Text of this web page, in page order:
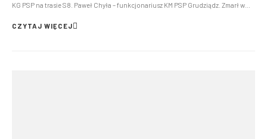
KG PSP na trasie S8. Paweł Chyła – funkcjonariusz KM PSP Grudziądz. Zmarł w
CZYTAJ WIĘCEJ